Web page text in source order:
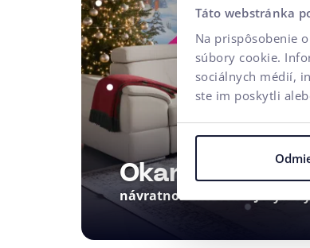
Táto webstránka
Na prispôsobenie
súbory cookie.
sociálnych médií,
ste im poskytli
návratnosť investície
Okamžitá 5
Klientovi sme pripravili